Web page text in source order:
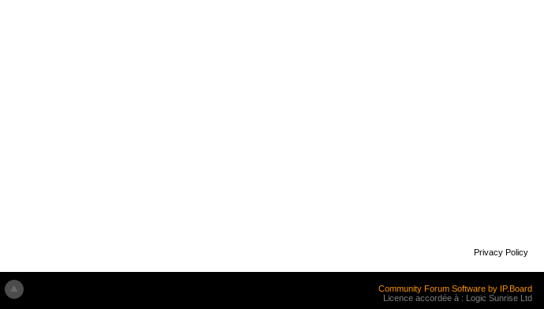
Privacy Policy
Community Forum Software by IP.Board
Licence accordée à : Logic Sunrise Ltd